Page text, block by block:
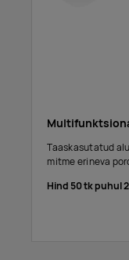
Taaskasutatud
mitme erineva
Hind 50 tk puhul